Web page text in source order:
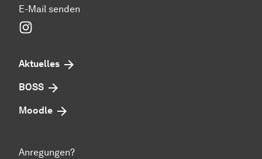
E-Mail senden
Aktuelles
BOSS
Moodle
Anregungen?